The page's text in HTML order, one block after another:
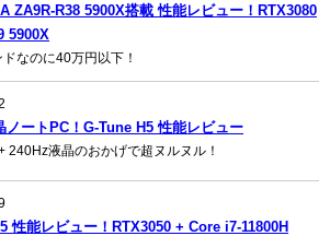
ZA9R-R38 5900X搭載 性能レビュー！RTX3080
5900X
なのに40万円以下！
ノートPC！G-Tune H5 性能レビュー
240Hz液晶のおかげで超ヌルヌル！
性能レビュー！RTX3050 + Core i7-11800H